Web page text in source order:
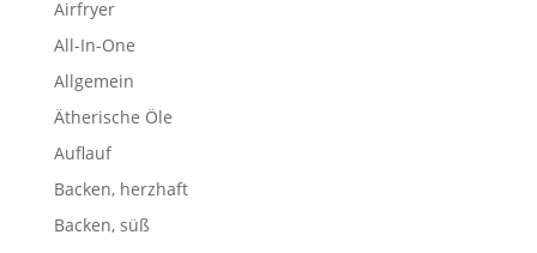
Airfryer
All-In-One
Allgemein
Ätherische Öle
Auflauf
Backen, herzhaft
Backen, süß